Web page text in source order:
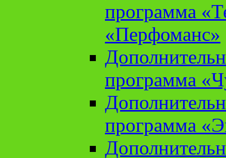
программа
«Перфоманс»
программа
программа